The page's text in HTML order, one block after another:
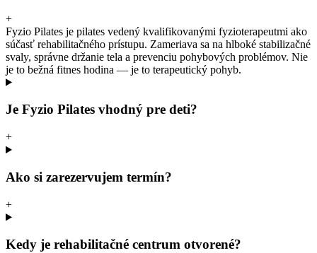
+
Fyzio Pilates je pilates vedený kvalifikovanými fyzioterapeutmi ako
súčasť rehabilitačného prístupu. Zameriava sa na hlboké stabilizačné
svaly, správne držanie tela a prevenciu pohybových problémov. Nie
je to bežná fitnes hodina — je to terapeutický pohyb.
Je Fyzio Pilates vhodný pre deti?
+
Ako si zarezervujem termín?
+
Kedy je rehabilitačné centrum otvorené?